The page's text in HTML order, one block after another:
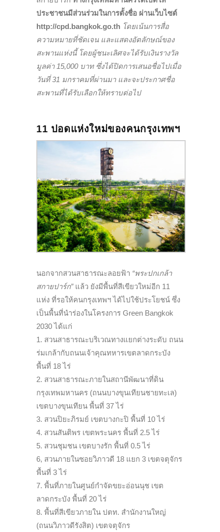
ประชาชนมีส่วนร่วมในการตั้งชื่อ ผ่านเว็บไซต์
http://cpd.bangkok.go.th โดยเน้นการสื่อ
ความหมายที่ชัดเจน และแสดงอัตลักษณ์ของ
สะพานแห่งนี้ โดยผู้ชนะเลิศจะได้รับเงินรางวัล
มูลค่า 15,000 บาท ซึ่งได้ปิดการเสนอชื่อไปเมื่อ
วันที่ 31 มกราคมที่ผ่านมา และจะประกาศชื่อ
สะพานที่ได้รับเลือกให้ทราบต่อไป
11 ปอดแห่งใหม่ของคนกรุงเทพฯ
นอกจากสวนสาธารณะลอยฟ้า “พระปกเกล้า
สกายปาร์ก”แล้ว ยังมีพื้นที่สีเขียวใหม่อีก 11
แห่ง ที่รอให้คนกรุงเทพฯ ได้ไปใช้ประโยชน์ ซึ่ง
เป็นพื้นที่นำร่องในโครงการ Green Bangkok
2030 ได้แก่
1. สวนสาธารณะบริเวณทางแยกต่างระดับ ถนน
ร่มเกล้ากับถนนเจ้าคุณทหารเขตลาดกระบัง
พื้นที่ 18 ไร่
2. สวนสาธารณะภายในสถานีพัฒนาที่ดิน
กรุงเทพมหานคร (ถนนบางขุนเทียนชายทะเล)
เขตบางขุนเทียน พื้นที่ 37 ไร่
3. สวนปิยะภิรมย์ เขตบางกะปิ พื้นที่ 10 ไร่
4. สวนสันติพร เขตพระนคร พื้นที่ 2.5 ไร่
5. สวนชุมชน เขตบางรัก พื้นที่ 0.5 ไร่
6, สวนภายในซอยวิภาวดี 18 แยก 3 เขตจตุจักร
พื้นที่ 3 ไร่
7. พื้นที่ภายในศูนย์กำจัดขยะอ่อนนุช เขต
ลาดกระบัง พื้นที่ 20 ไร่
8. พื้นที่สีเขียวภายใน ปตท. สำนักงานใหญ่
(ถนนวิภาวดีรังสิต) เขตจตุจักร